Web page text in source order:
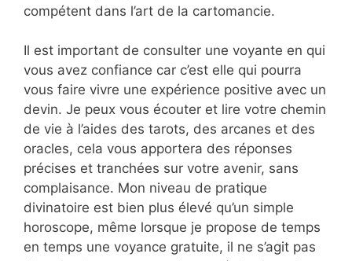
compétent dans l’art de la cartomancie.
Il est important de consulter une voyante en qui
vous avez confiance car c’est elle qui pourra
vous faire vivre une expérience positive avec un
devin. Je peux vous écouter et lire votre chemin
de vie à l’aides des tarots, des arcanes et des
oracles, cela vous apportera des réponses
précises et tranchées sur votre avenir, sans
complaisance. Mon niveau de pratique
divinatoire est bien plus élevé qu’un simple
horoscope, même lorsque je propose de temps
en temps une voyance gratuite, il ne s’agit pas